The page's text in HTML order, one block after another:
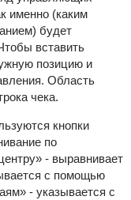
именно (каким
будет
вставить
позицию и
Область
чека.
кнопки
по
- выравнивает
с помощью
- указывается с